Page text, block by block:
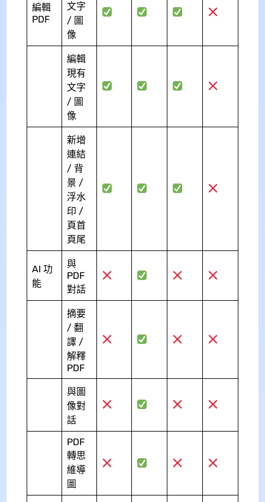
編輯
PDF
文字
/ 圖
像
編輯
現有
文字
/ 圖
像
新增
連結
/ 背
景 /
浮水
印 /
頁首
頁尾
AI 功
能
與
PDF
對話
摘要
/ 翻
譯 /
解釋
PDF
與圖
像對
話
PDF
轉思
維導
圖